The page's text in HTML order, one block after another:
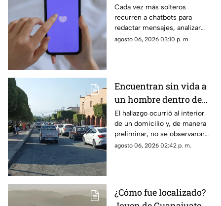
verdad sobre el
‘Chatfishing’ en el
coqueteo digital
Cada vez más solteros
recurren a chatbots para
redactar mensajes, analizar
perfiles y coquetear en
agosto 06, 2026 03:10 p. m.
Encuentran sin vida a
un hombre dentro de
una casa en esta zona
de Querétaro
El hallazgo ocurrió al interior
de un domicilio y, de manera
preliminar, no se observaron
huellas de violencia en el
agosto 06, 2026 02:42 p. m.
¿Cómo fue localizado?